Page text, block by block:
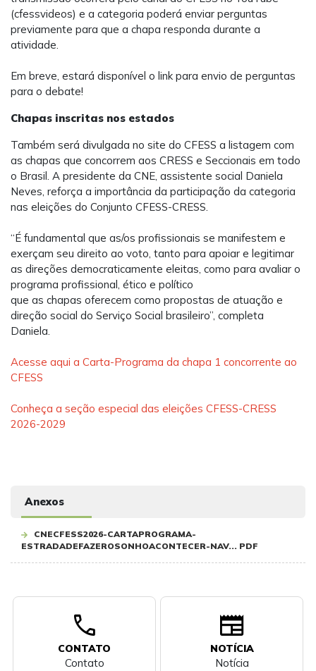
(cfessvideos) e a categoria poderá enviar perguntas
previamente para que a chapa responda durante a
atividade.
Em breve, estará disponível o link para envio de perguntas
para o debate!
Chapas inscritas nos estados
Também será divulgada no site do CFESS a listagem com
as chapas que concorrem aos CRESS e Seccionais em todo
o Brasil. A presidente da CNE, assistente social Daniela
Neves, reforça a importância da participação da categoria
nas eleições do Conjunto CFESS-CRESS.
“É fundamental que as/os profissionais se manifestem e
exerçam seu direito ao voto, tanto para apoiar e legitimar
as direções democraticamente eleitas, como para avaliar o
programa profissional, ético e político
que as chapas oferecem como propostas de atuação e
direção social do Serviço Social brasileiro”, completa
Daniela.
Acesse aqui a Carta-Programa da chapa 1 concorrente ao
CFESS
Conheça a seção especial das eleições CFESS-CRESS
2026-2029
Anexos
CNECFESS2026-CARTAPROGRAMA-
ESTRADADEFAZEROSONHOACONTECER-NAV... PDF
call
CONTATO
Contato
newspaper
NOTÍCIA
Notícia